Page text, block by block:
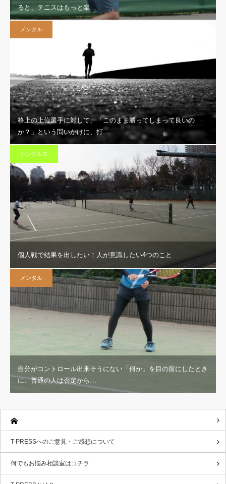
ると、テニスはもっと楽…
メンタル
格上の上位選手に対して、「このまま勝ってしまって良いの
か？」という問いかけに、打…
シングルス
個人戦で結果を出したい！人が意識したい4つのこと
メンタル
自分がコントロール出来そうにない「何か」を目の前にしたとき
に、普通の人は否定から…
T-PRESSへのご意見・ご感想について
何でもお悩み相談室はコチラ